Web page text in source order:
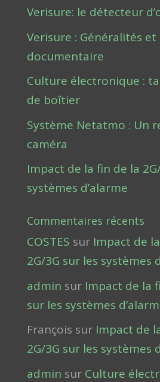
Verisure: le détecteur
Verisure : Généralités
documentaire
Culture électronique :
de boîtier
Système Netatmo : Un
caméra
Impact de la fin de la
systèmes d’alarme
Commentaires récents
COSTES sur Impact de
2G/3G sur les systèmes
admin sur Impact de la
sur les systèmes
François sur Impact de
2G/3G sur les systèmes
admin sur Culture